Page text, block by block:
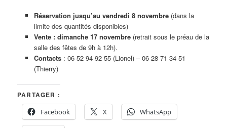
Réservation jusqu’au vendredi 8 novembre(dans la
limite des quantités disponibles)
Vente : dimanche 17 novembre(retrait sous le préau de la
salle des fêtes de 9h à 12h).
Contacts : 06 52 94 92 55 (Lionel) – 06 28 71 34 51
(Thierry)
PARTAGER :
Facebook
X WhatsApp